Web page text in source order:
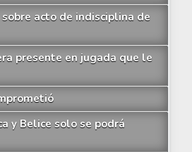
acto de indisciplina de
presente en jugada que le
y Belice solo se podrá
de Alajuelense a la FIFA